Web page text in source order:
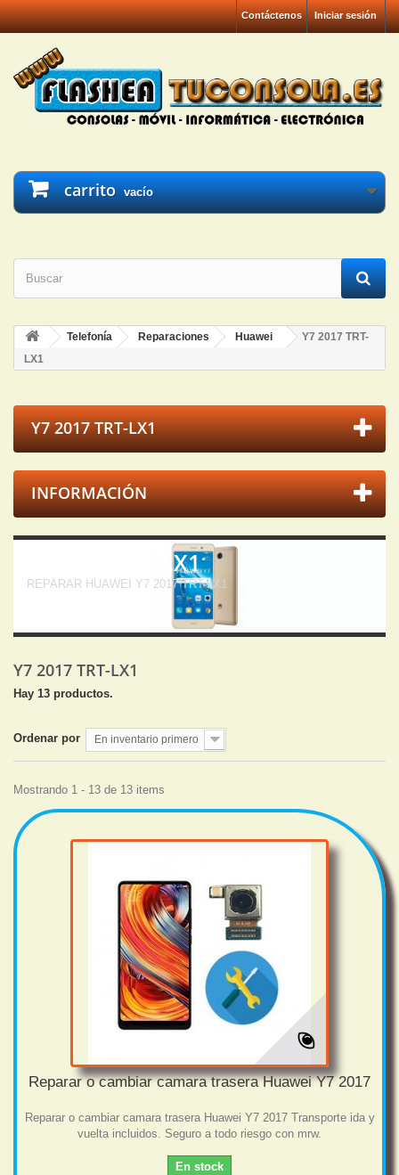
Iniciar sesión
Contáctenos
carrito vacío
Telefonía Reparaciones Huawei
Y7 2017 TRT-
LX1
Y7 2017 TRT-LX1
INFORMACIÓN
Y7 2017 TRT-LX1
REPARAR HUAWEI Y7 2017 TRT-LX1
Y7 2017 TRT-LX1
Hay 13 productos.
Ordenar por En inventario primero
Mostrando 1 - 13 de 13 items
Reparar o cambiar camara trasera Huawei Y7 2017
Reparar o cambiar camara trasera Huawei Y7 2017 Transporte ida y
vuelta incluidos. Seguro a todo riesgo con mrw.
En stock